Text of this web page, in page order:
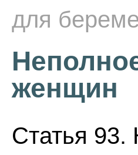
для
женщин
Статья 93.